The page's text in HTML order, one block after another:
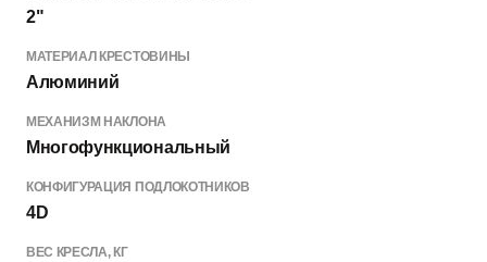
2"
МАТЕРИАЛ КРЕСТОВИНЫ
Алюминий
МЕХАНИЗМ НАКЛОНА
Многофункциональный
КОНФИГУРАЦИЯ ПОДЛОКОТНИКОВ
4D
ВЕС КРЕСЛА, КГ